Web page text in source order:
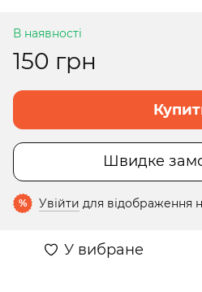
В наявності
150 грн
Швидке
% Увійти для відображення
У вибране